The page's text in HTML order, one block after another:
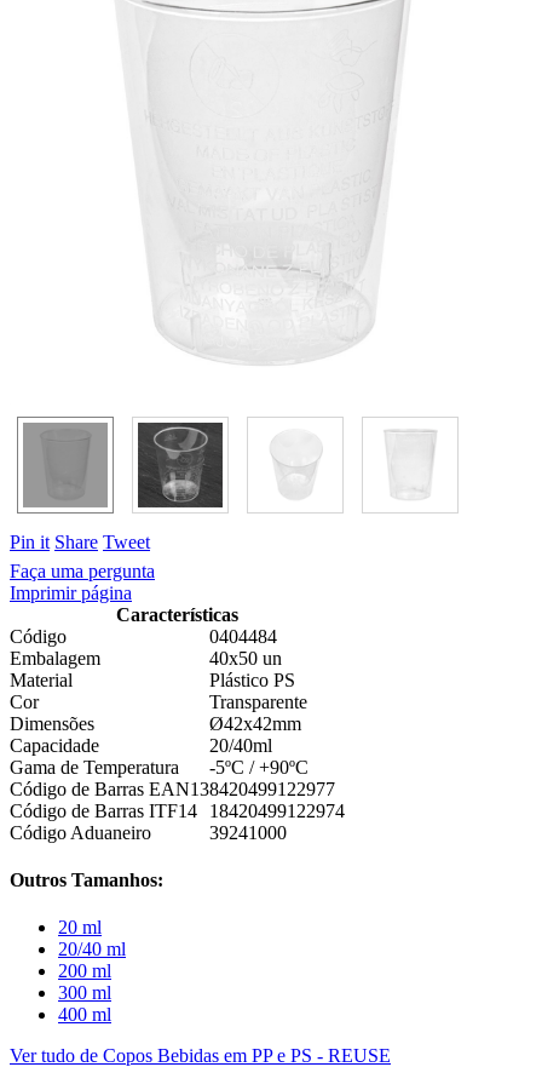
Pin it Share Tweet
Faça uma pergunta
Imprimir página
Características
Código
0404484
Embalagem
40x50 un
Material
Plástico PS
Cor
Transparente
Dimensões
Ø42x42mm
Capacidade
20/40ml
Gama de Temperatura
-5ºC / +90ºC
Código de Barras EAN138420499122977
Código de Barras ITF14
18420499122974
Código Aduaneiro
39241000
Outros Tamanhos:
20 ml
20/40 ml
200 ml
300 ml
400 ml
Ver tudo de Copos Bebidas em PP e PS - REUSE